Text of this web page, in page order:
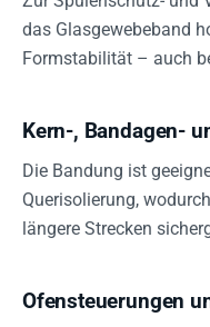
das Glasgewebeband
Formstabilität – auch
Kern-, Bandagen-
Die Bandung ist
Querisolierung,
längere Strecken
Ofensteuerungen